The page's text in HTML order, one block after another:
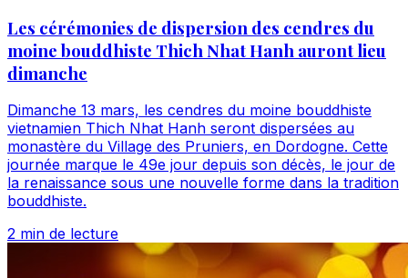
Les cérémonies de dispersion des cendres du
moine bouddhiste Thich Nhat Hanh auront lieu
dimanche
Dimanche 13 mars, les cendres du moine bouddhiste
vietnamien Thich Nhat Hanh seront dispersées au
monastère du Village des Pruniers, en Dordogne. Cette
journée marque le 49e jour depuis son décès, le jour de
la renaissance sous une nouvelle forme dans la tradition
bouddhiste.
2 min de lecture